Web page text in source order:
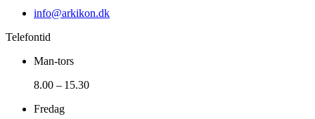
info@arkikon.dk
Telefontid
Man-tors
8.00 – 15.30
Fredag